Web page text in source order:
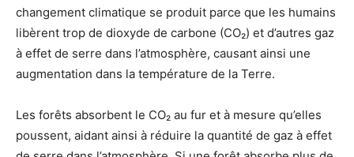
changement climatique se produit parce que les humains
libèrent trop de dioxyde de carbone (CO₂) et d’autres gaz
à effet de serre dans l’atmosphère, causant ainsi une
augmentation dans la température de la Terre.
Les forêts absorbent le CO₂ au fur et à mesure qu’elles
poussent, aidant ainsi à réduire la quantité de gaz à effet